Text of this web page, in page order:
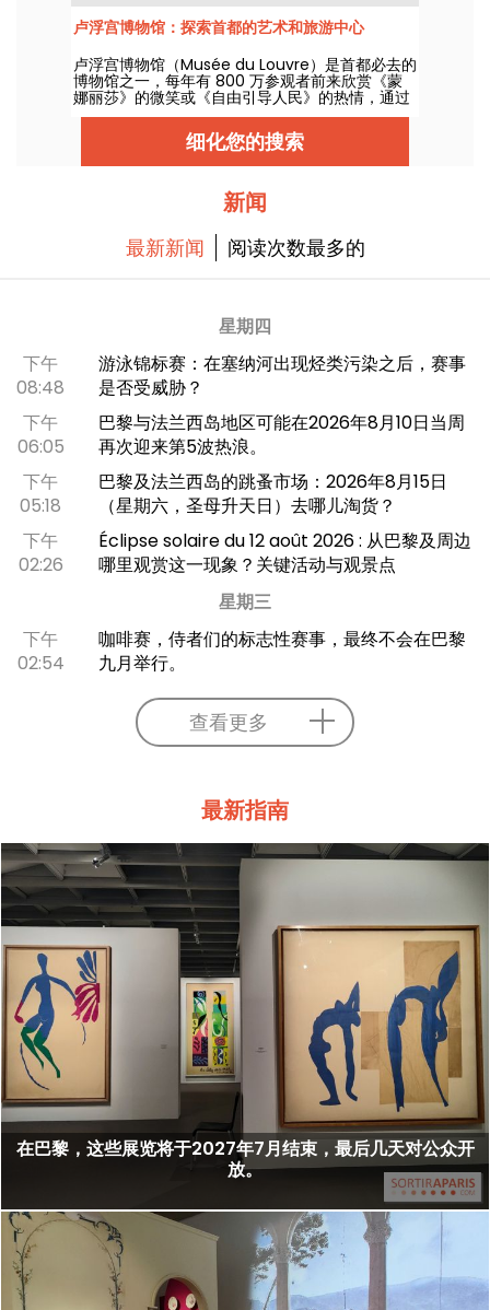
卢浮宫博物馆：探索首都的艺术和旅游中心
卢浮宫博物馆（Musée du Louvre）是首都必去的
博物馆之一，每年有 800 万参观者前来欣赏《蒙
娜丽莎》的微笑或《自由引导人民》的热情，通过
展出的众多杰作弘扬法国和欧洲文化。这是一个历
史悠久的地方，两个世纪以来，艺术在这里蓬勃发
展，如果您在巴黎逗留，这里是您的必游之地！
细化您的搜索
新闻
最新新闻 阅读次数最多的
星期四
下午
08:48
游泳锦标赛：在塞纳河出现烃类污染之后，赛事
是否受威胁？
下午
06:05
巴黎与法兰西岛地区可能在2026年8月10日当周
再次迎来第5波热浪。
下午
05:18
巴黎及法兰西岛的跳蚤市场：2026年8月15日
（星期六，圣母升天日）去哪儿淘货？
下午
02:26
Éclipse solaire du 12 août 2026 : 从巴黎及周边
哪里观赏这一现象？关键活动与观景点
星期三
下午
02:54
咖啡赛，侍者们的标志性赛事，最终不会在巴黎
九月举行。
查看更多
最新指南
在巴黎，这些展览将于2027年7月结束，最后几天对公众开
放。